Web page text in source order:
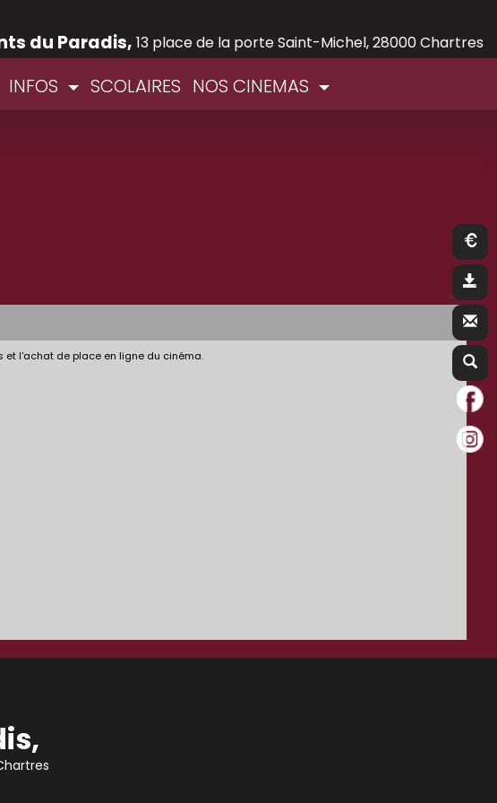
du Paradis, 13 place de la porte Saint-Michel, 28000 Chartres
INFOS SCOLAIRES NOS CINEMAS
l'achat de place en ligne du cinéma.